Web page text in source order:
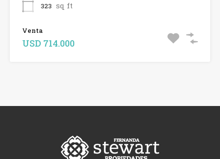
323 sq ft
Venta
USD 714.000